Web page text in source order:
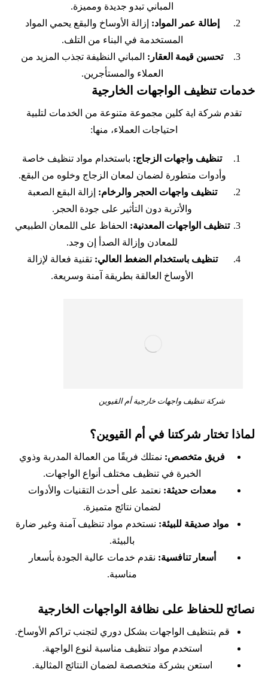
المباني تبدو جديدة ومميزة.
إطالة عمر المواد: إزالة الأوساخ والبقع يحمي المواد
المستخدمة في البناء من التلف.
تحسين قيمة العقار: المباني النظيفة تجذب المزيد من
العملاء والمستأجرين.
خدمات تنظيف الواجهات الخارجية
تقدم شركة اية كلين مجموعة متنوعة من الخدمات لتلبية
احتياجات العملاء، منها:
تنظيف واجهات الزجاج: باستخدام مواد تنظيف خاصة
وأدوات متطورة لضمان لمعان الزجاج وخلوه من البقع.
تنظيف واجهات الحجر والرخام: إزالة البقع الصعبة
والأتربة دون التأثير على جودة الحجر.
تنظيف الواجهات المعدنية: الحفاظ على اللمعان الطبيعي
للمعادن وإزالة الصدأ إن وجد.
تنظيف باستخدام الضغط العالي: تقنية فعالة لإزالة
الأوساخ العالقة بطريقة آمنة وسريعة.
شركة تنظيف واجهات خارجية أم القيوين
لماذا تختار شركتنا في أم القيوين؟
فريق متخصص: نمتلك فريقًا من العمالة المدربة وذوي
الخبرة في تنظيف مختلف أنواع الواجهات.
معدات حديثة: نعتمد على أحدث التقنيات والأدوات
لضمان نتائج متميزة.
مواد صديقة للبيئة: نستخدم مواد تنظيف آمنة وغير ضارة
بالبيئة.
أسعار تنافسية: نقدم خدمات عالية الجودة بأسعار
مناسبة.
نصائح للحفاظ على نظافة الواجهات الخارجية
قم بتنظيف الواجهات بشكل دوري لتجنب تراكم الأوساخ.
استخدم مواد تنظيف مناسبة لنوع الواجهة.
استعن بشركة متخصصة لضمان النتائج المثالية.